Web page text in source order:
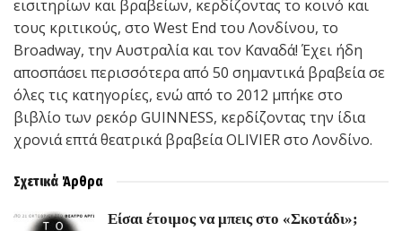
εισιτηρίων και βραβείων, κερδίζοντας το κοινό και
τους κριτικούς, στο West End του Λονδίνου, το
Broadway, την Αυστραλία και τον Καναδά! Έχει ήδη
αποσπάσει περισσότερα από 50 σημαντικά βραβεία σε
όλες τις κατηγορίες, ενώ από το 2012 μπήκε στο
βιβλίο των ρεκόρ GUIΝNESS, κερδίζοντας την ίδια
χρονιά επτά θεατρικά βραβεία OLIVIER στο Λονδίνο.
Σχετικά Άρθρα
Είσαι έτοιμος να μπεις στο «Σκοτάδι»;